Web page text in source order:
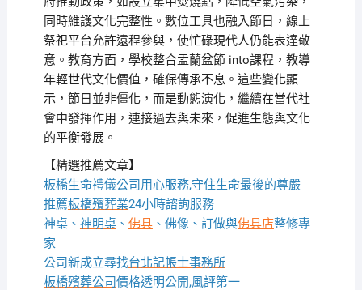
同時維護文化完整性。數位工具也融入節日，線上
祭祀平台允許遠程參與，使忙碌現代人仍能表達敬
意。教育方面，學校整合盂蘭盆節 into課程，教導
年輕世代文化價值，確保傳承不息。這些變化顯
示，節日並非僵化，而是動態演化，繼續在當代社
會中發揮作用，連接過去與未來，促進生態與文化
的平衡發展。
【精選推薦文章】
板橋生命禮儀公司用心服務,守住生命最後的尊嚴
推薦板橋殯葬業24小時諮詢服務
神桌、 神明桌、 佛具、佛像、訂做與佛具店整修專
家
公司新成立尋找台北記帳士事務所
板橋殯葬公司價格透明公開,風評第一